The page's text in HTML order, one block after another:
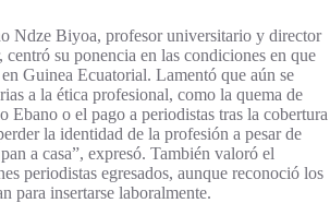
Ndze Biyoa, profesor universitario y director
su ponencia en las condiciones en que
Guinea Ecuatorial. Lamentó que aún se
a la ética profesional, como la quema de
Ebano o el pago a periodistas tras la cobertura
la identidad de la profesión a pesar de
a casa”, expresó. También valoró el
periodistas egresados, aunque reconoció los
para insertarse laboralmente.